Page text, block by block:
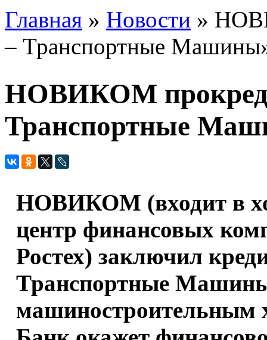
Вы здесь
Главная » Новости »
– Транспортные
НОВИКОМ
Транспортные
НОВИКОМ (входит в
центр финансовых
Ростех) заключил
Транспортные
машиностроительным